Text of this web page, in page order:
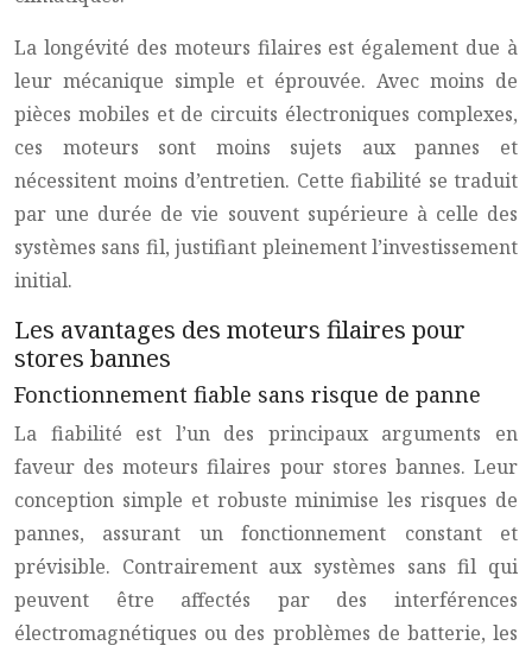
La longévité des moteurs filaires est également due à
leur mécanique simple et éprouvée. Avec moins de
pièces mobiles et de circuits électroniques complexes,
ces moteurs sont moins sujets aux pannes et
nécessitent moins d’entretien. Cette fiabilité se traduit
par une durée de vie souvent supérieure à celle des
systèmes sans fil, justifiant pleinement l’investissement
initial.
Les avantages des moteurs filaires pour
stores bannes
Fonctionnement fiable sans risque de panne
La fiabilité est l’un des principaux arguments en
faveur des moteurs filaires pour stores bannes. Leur
conception simple et robuste minimise les risques de
pannes, assurant un fonctionnement constant et
prévisible. Contrairement aux systèmes sans fil qui
peuvent être affectés par des interférences
électromagnétiques ou des problèmes de batterie, les